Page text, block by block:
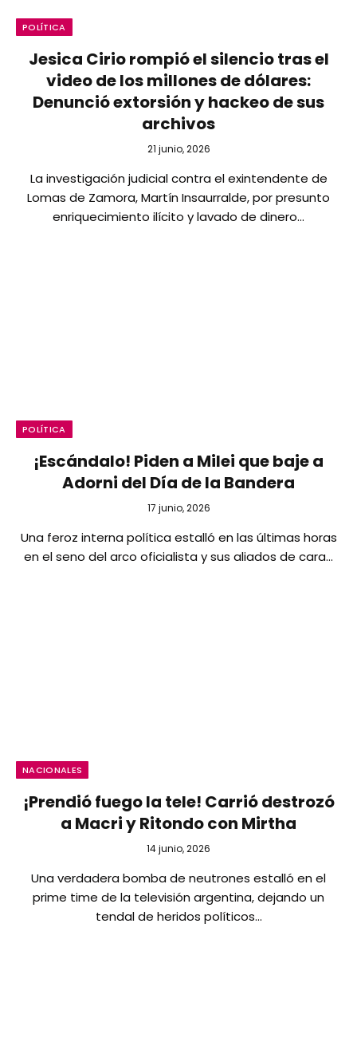
POLÍTICA
Jesica Cirio rompió el silencio tras el
video de los millones de dólares:
Denunció extorsión y hackeo de sus
archivos
21 junio, 2026
La investigación judicial contra el exintendente de
Lomas de Zamora, Martín Insaurralde, por presunto
enriquecimiento ilícito y lavado de dinero…
POLÍTICA
¡Escándalo! Piden a Milei que baje a
Adorni del Día de la Bandera
17 junio, 2026
Una feroz interna política estalló en las últimas horas
en el seno del arco oficialista y sus aliados de cara…
NACIONALES
¡Prendió fuego la tele! Carrió destrozó
a Macri y Ritondo con Mirtha
14 junio, 2026
Una verdadera bomba de neutrones estalló en el
prime time de la televisión argentina, dejando un
tendal de heridos políticos…